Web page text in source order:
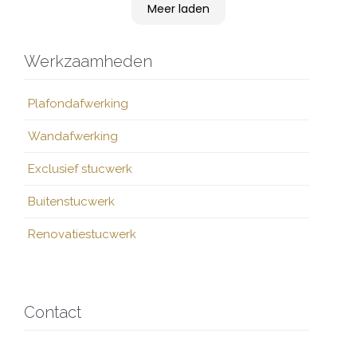
Meer laden
Werkzaamheden
Plafondafwerking
Wandafwerking
Exclusief stucwerk
Buitenstucwerk
Renovatiestucwerk
Contact